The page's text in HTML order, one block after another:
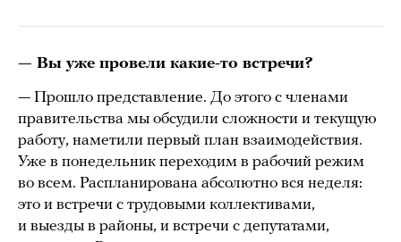
— Вы уже провели какие-то встречи?
— Прошло представление. До этого с членами
правительства мы обсудили сложности и текущую
работу, наметили первый план взаимодействия.
Уже в понедельник переходим в рабочий режим
во всем. Распланирована абсолютно вся неделя:
это и встречи с трудовыми коллективами,
и выезды в районы, и встречи с депутатами,